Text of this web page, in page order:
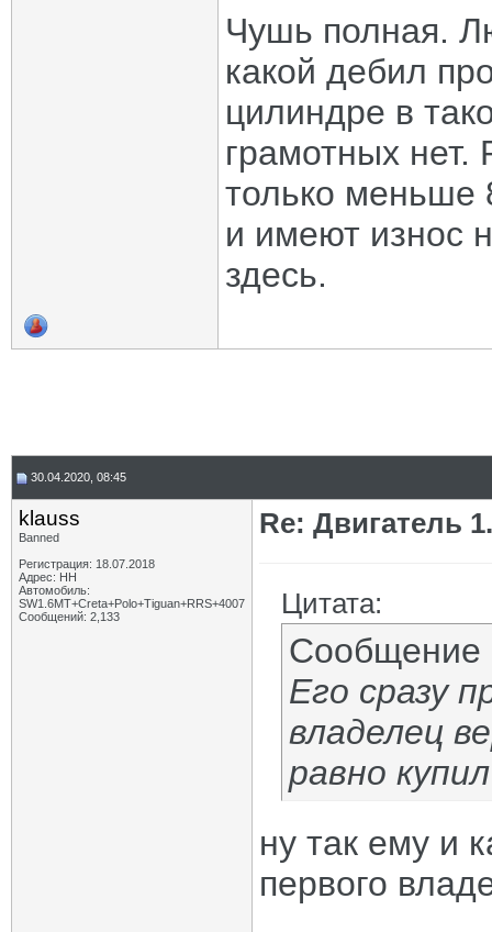
Чушь полная.
какой дебил
цилиндре в
грамотных
только меньше
и имеют износ
здесь.
30.04.2020, 08:45
klauss
Banned
Регистрация: 18.07.2018
Адрес: НН
Автомобиль:
SW1.6МТ+Creta+Polo+Tiguan+RRS+4007
Сообщений: 2,133
Re: Двигатель
Цитата:
Сообщение
Его сразу
владелец
равно
ну так ему и
первого